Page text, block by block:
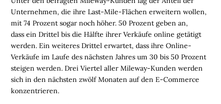
G
I
O
N
E
N
B
R
Unternehmen, die ihre Last-Mile-Flächen erweitern wollen,
mit 74 Prozent sogar noch höher. 50 Prozent geben an,
dass ein Drittel bis die Hälfte ihrer Verkäufe online getätigt
werden. Ein weiteres Drittel erwartet, dass ihre Online-
Verkäufe im Laufe des nächsten Jahres um 30 bis 50 Prozent
steigen werden. Drei Viertel aller Mileway-Kunden werden
sich in den nächsten zwölf Monaten auf den E-Commerce
konzentrieren.